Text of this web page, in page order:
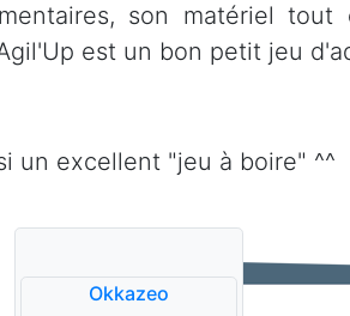
son matériel
est un bon petit jeu
un excellent "jeu à boire" ^^
Okkazeo